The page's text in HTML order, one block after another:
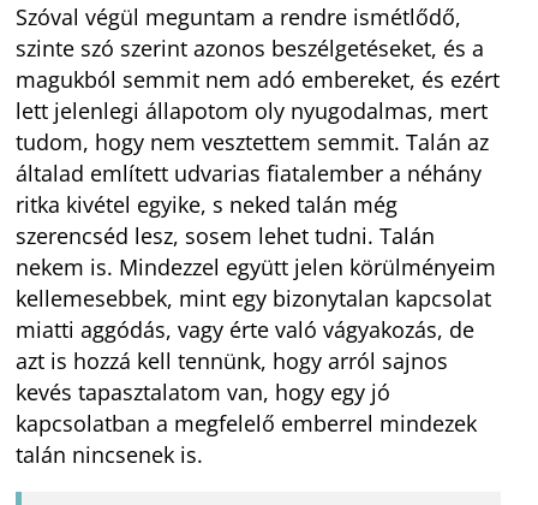
Szóval végül meguntam a rendre ismétlődő,
szinte szó szerint azonos beszélgetéseket, és a
magukból semmit nem adó embereket, és ezért
lett jelenlegi állapotom oly nyugodalmas, mert
tudom, hogy nem vesztettem semmit. Talán az
általad említett udvarias fiatalember a néhány
ritka kivétel egyike, s neked talán még
szerencséd lesz, sosem lehet tudni. Talán
nekem is. Mindezzel együtt jelen körülményeim
kellemesebbek, mint egy bizonytalan kapcsolat
miatti aggódás, vagy érte való vágyakozás, de
azt is hozzá kell tennünk, hogy arról sajnos
kevés tapasztalatom van, hogy egy jó
kapcsolatban a megfelelő emberrel mindezek
talán nincsenek is.